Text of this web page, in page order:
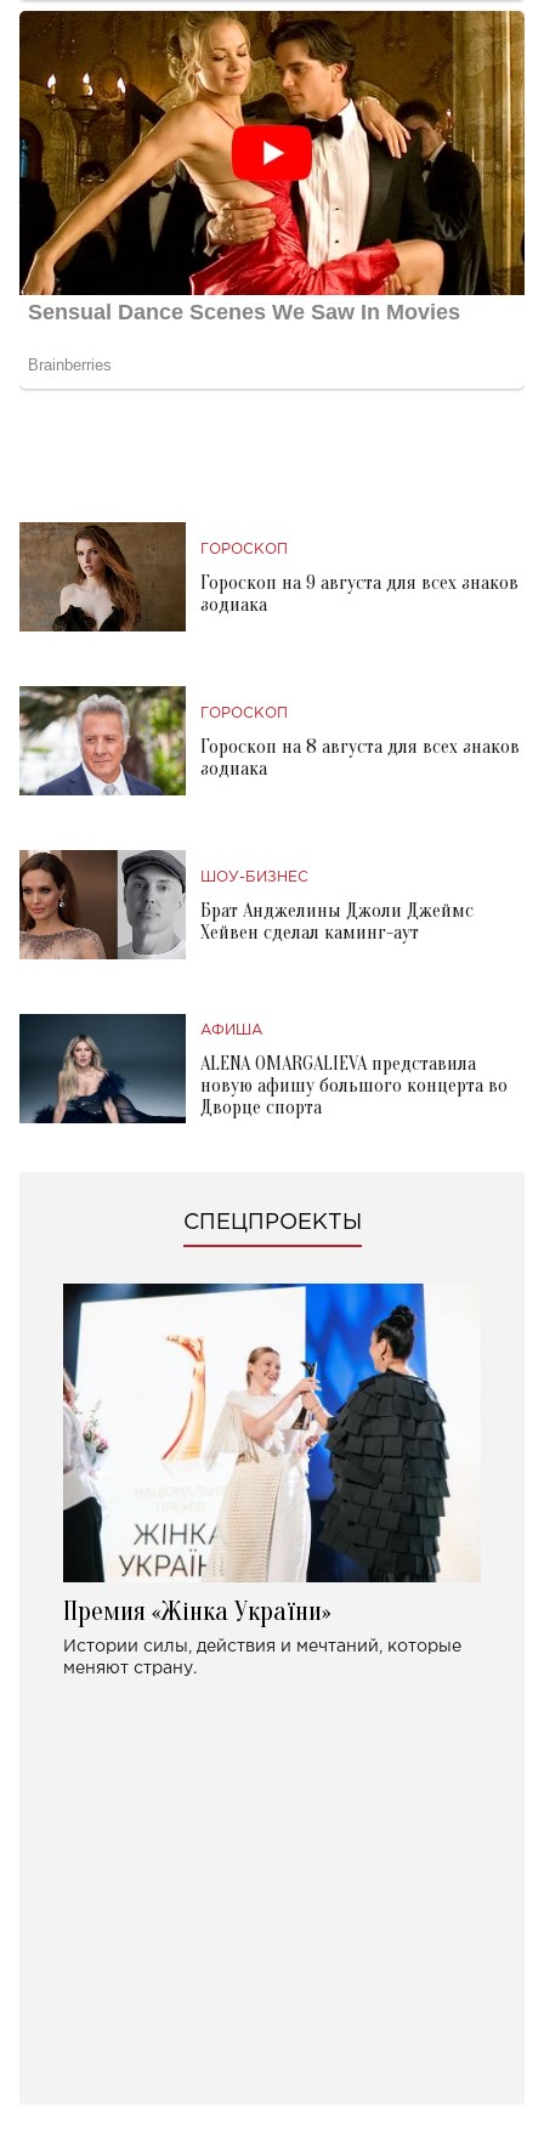
ГОРОСКОП
Гороскоп на 9 августа для всех знаков
зодиака
ГОРОСКОП
Гороскоп на 8 августа для всех знаков
зодиака
ШОУ-БИЗНЕС
Брат Анджелины Джоли Джеймс
Хейвен сделал каминг-аут
АФИША
ALENA OMARGALIEVA представила
новую афишу большого концерта во
Дворце спорта
СПЕЦПРОЕКТЫ
Премия «Жінка України»
Истории силы, действия и мечтаний, которые
меняют страну.